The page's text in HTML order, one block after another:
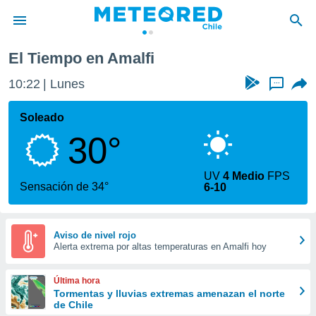
de
por
que se
calidad.
a este
las
y
forma
digital
basada
El Tiempo en Amalfi
10:22 Lunes ...
Soleado
30°
Sensación de 34°
UV4 Medio FPS
6-10
Aviso de nivel rojo
Alerta extrema por altas temperaturas en Amalfi hoy
Última hora
Tormentas y lluvias extremas amenazan el norte
de Chile